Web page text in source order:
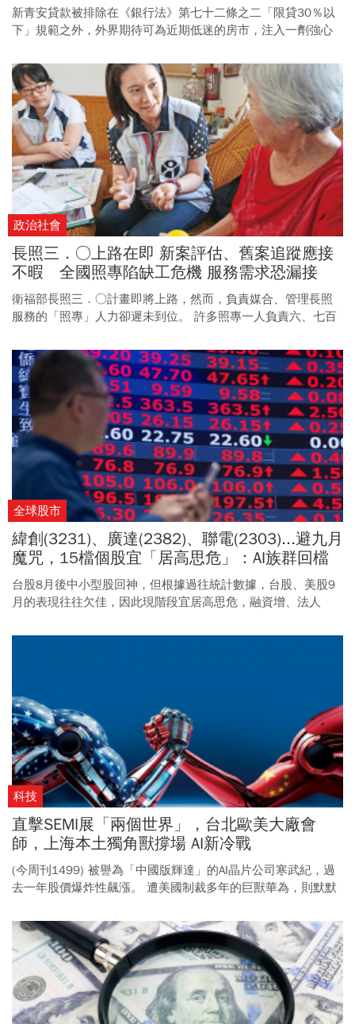
到」背後2原因
新青安貸款被排除在《銀行法》第七十二條之二「限貸30％以
下」規範之外，外界期待可為近期低迷的房市，注入一劑強心
政治社會
長照三．○上路在即 新案評估、舊案追蹤應接
不暇 全國照專陷缺工危機 服務需求恐漏接
衛福部長照三．○計畫即將上路，然而，負責媒合、管理長照
服務的「照專」人力卻遲未到位。 許多照專一人負責六、七百
怕更惡化。
全球股市
緯創(3231)、廣達(2382)、聯電(2303)...避九月
魔咒，15檔個股宜「居高思危」：AI族群回檔
才是買點
台股8月後中小型股回神，但根據過往統計數據，台股、美股9
月的表現往往欠佳，因此現階段宜居高思危，融資增、法人
科技
直擊SEMI展「兩個世界」，台北歐美大廠會
師，上海本土獨角獸撐場 AI新冷戰
(今周刊1499) 被譽為「中國版輝達」的AI晶片公司寒武紀，過
去一年股價爆炸性飆漲。 遭美國制裁多年的巨獸華為，則默默
美中科技角力，已將全球半導體產業畫為壁壘分明的兩大陣
營，台灣，看似也已做出抉擇。